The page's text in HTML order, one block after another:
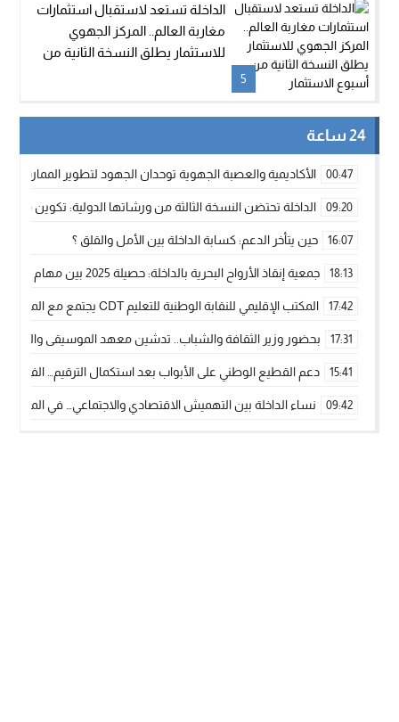
5
الداخلة تستعد لاستقبال استثمارات
مغاربة العالم.. المركز الجهوي
للاستثمار يطلق النسخة الثانية من
24 ساعة
00:47 الأكاديمية والعصبة الجهوية توحدان الجهود لتطوير الممارسة
09:20 الداخلة تحتضن النسخة الثالثة من ورشاتها الدولية: تكوين
16:07 حين يتأخر الدعم: كسابة الداخلة بين الأمل والقلق ؟
18:13 جمعية إنقاذ الأرواح البحرية بالداخلة: حصيلة 2025 بين مهام الإنقاذ ومشروع “دار البحار”
17:42 المكتب الإقليمي للنقابة الوطنية للتعليم CDT يجتمع مع المدير الإقليمي لمناقشة ملفات جوهرية لنساء ورجال التعليم
17:31 بحضور وزير الثقافة والشباب.. تدشين معهد الموسيقى والفنون
15:41 دعم القطيع الوطني على الأبواب بعد استكمال الترقيم…
09:42 نساء الداخلة بين التهميش الاقتصادي والاجتماعي… في المؤسسات